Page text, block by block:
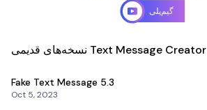
گیم‌پلی
نسخه‌های قدیمی Text Message Creator
Fake Text Message 5.3
Oct 5, 2023